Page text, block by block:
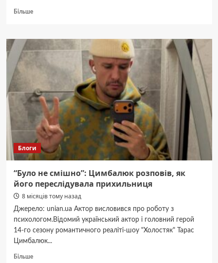
БільшеДокладніше
Вінниці
мешканців
не
постраждав
Блоги
“Було не смішно”: Цимбалюк розповів, як
його переслідувала прихильниця
8 місяців тому назад
Джерело: unian.ua Актор висловився про роботу з
психологом.Відомий український актор і головний герой
14-го сезону романтичного реаліті-шоу "Холостяк" Тарас
Цимбалюк...
БільшеДокладніше